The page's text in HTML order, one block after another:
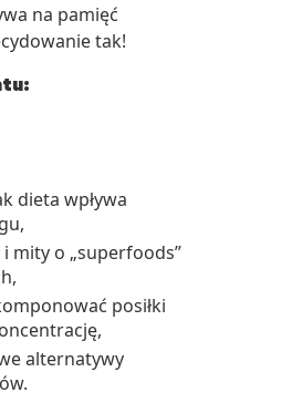
na pamięć
tak!
dieta wpływa
mity o „superfoods”
posiłki
alternatywy